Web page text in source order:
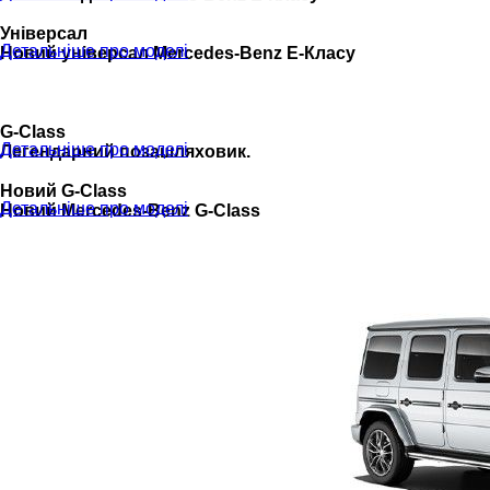
Універсал
Новий універсал Mercedes-Benz E-Класу
Детальніше про моделі
G-Class
Легендарний позашляховик.
Детальніше про моделі
Новий G-Class
Новий Mercedes-Benz G-Class
Детальніше про моделі